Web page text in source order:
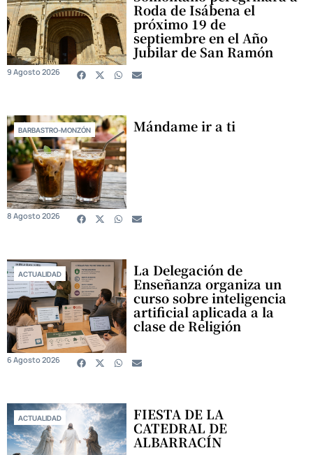
Roda de Isábena el
próximo 19 de
septiembre en el Año
Jubilar de San Ramón
9 Agosto 2026
BARBASTRO-MONZÓN Mándame ir a ti
8 Agosto 2026
ACTUALIDAD La Delegación de
Enseñanza organiza un
curso sobre inteligencia
artificial aplicada a la
clase de Religión
6 Agosto 2026
ACTUALIDAD FIESTA DE LA
CATEDRAL DE
ALBARRACÍN